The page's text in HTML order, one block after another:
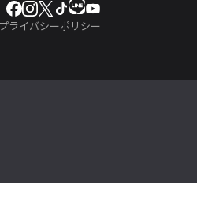
プライバシーポリシー